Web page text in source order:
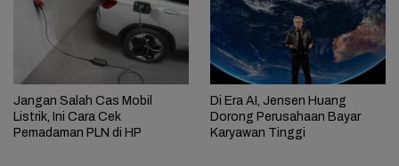
Jangan Salah Cas Mobil
Listrik, Ini Cara Cek
Pemadaman PLN di HP
Di Era AI, Jensen Huang
Dorong Perusahaan Bayar
Karyawan Tinggi